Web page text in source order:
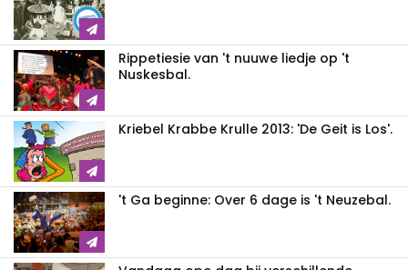
Rippetiesie van 't nuuwe liedje op 't
Nuskesbal.
Kriebel Krabbe Krulle 2013: 'De Geit is Los'.
't Ga beginne: Over 6 dage is 't Neuzebal.